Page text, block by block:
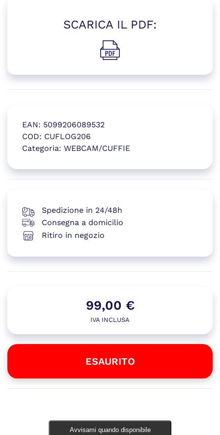
EAN: 5099206089532
COD: CUFLOG206
Categoria: WEBCAM/CUFFIE
(si apre in una nuova
SCARICA IL PDF:
(si apre in una nuova
99,00 €
IVA INCLUSA
ESAURITO
Spedizione in 24/48h
Consegna a domicilio
Ritiro in negozio
Avvisami quando disponibile